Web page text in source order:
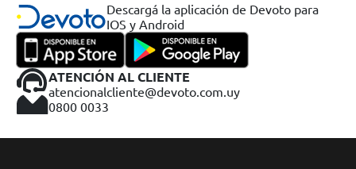
Descargá la aplicación de Devoto para
IOS y Android
ATENCIÓN AL CLIENTE
atencionalcliente@devoto.com.uy
0800 0033